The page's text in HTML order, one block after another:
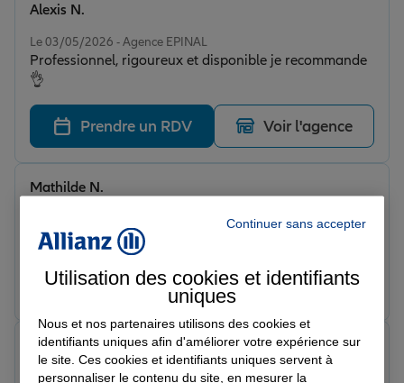
Le 03/05/2026 - Agence EPINAL
Professionnel, rigoureux et disponible je recommande
👌
Alexis N.
Prendre un RDV Voir l'agence
Assureur fiable et efficace, je recommande.
Mathilde N.
Prendre un RDV Voir l'agence
Note de 5 sur 5
Le 30/04/2026 - Agence EPINAL
Nadia F.
Continuer sans accepter
Utilisation des cookies et identifiants
uniques
Nous et nos partenaires utilisons des cookies et
identifiants uniques afin d'améliorer votre expérience sur
le site. Ces cookies et identifiants uniques servent à
personnaliser le contenu du site, en mesurer la